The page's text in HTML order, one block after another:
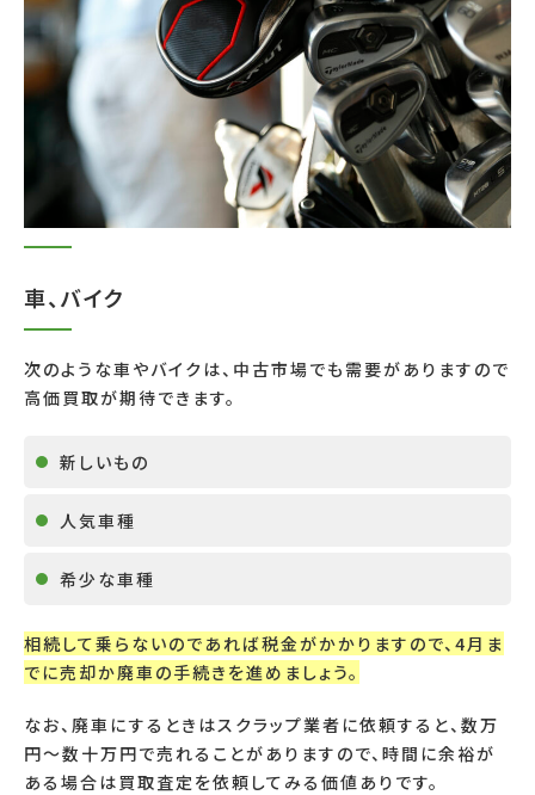
車、バイク
次のような車やバイクは、中古市場でも需要がありますので
高価買取が期待できます。
新しいもの
人気車種
希少な車種
相続して乗らないのであれば税金がかかりますので、 4月ま
でに売却か廃車の手続きを進めましょう。
なお、廃車にするときはスクラップ業者に依頼すると、数万
円～数十万円で売れることがありますので、時間に余裕が
ある場合は買取査定を依頼してみる価値ありです。